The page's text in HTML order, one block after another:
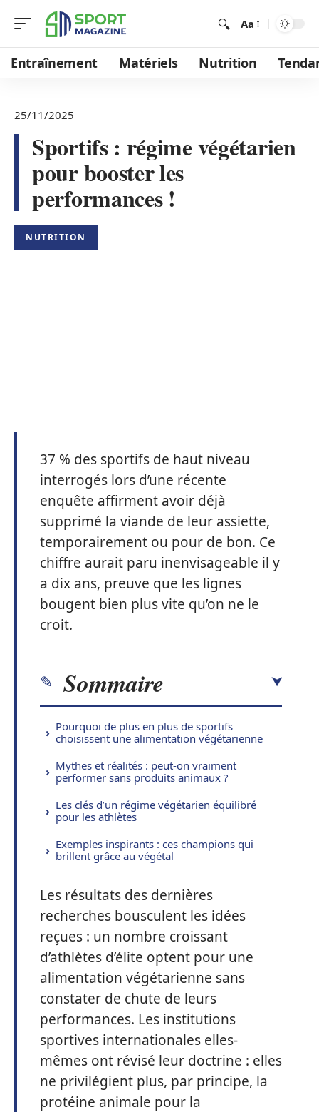
Aa
Entraînement Matériels Nutrition
25/11/2025
Sportifs : régime végétarien
pour booster les
performances !
NUTRITION
37 % des sportifs de haut niveau
interrogés lors d’une récente
enquête affirment avoir déjà
supprimé la viande de leur assiette,
temporairement ou pour de bon. Ce
chiffre aurait paru inenvisageable il y
a dix ans, preuve que les lignes
bougent bien plus vite qu’on ne le
croit.
Sommaire
Pourquoi de plus en plus de sportifs
choisissent une alimentation végétarienne
Mythes et réalités : peut-on vraiment
performer sans produits animaux ?
Les clés d’un régime végétarien équilibré
pour les athlètes
Exemples inspirants : ces champions qui
brillent grâce au végétal
Les résultats des dernières
recherches bousculent les idées
reçues : un nombre croissant
d’athlètes d’élite optent pour une
alimentation végétarienne sans
constater de chute de leurs
performances. Les institutions
sportives internationales elles-
mêmes ont révisé leur doctrine : elles
ne privilégient plus, par principe, la
protéine animale pour la